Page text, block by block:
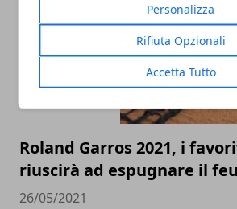
Personalizza
Rifiuta Opzionali
Accetta Tutto
Roland Garros 2021, i
riuscirà ad espugnare il
26/05/2021